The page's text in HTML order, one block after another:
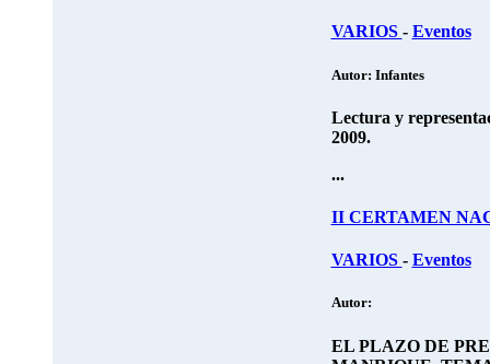
VARIOS - Eventos
Autor: Infantes
Lectura y
2009.
...
II CERTAMEN
VARIOS - Eventos
Autor:
EL PLAZO DE